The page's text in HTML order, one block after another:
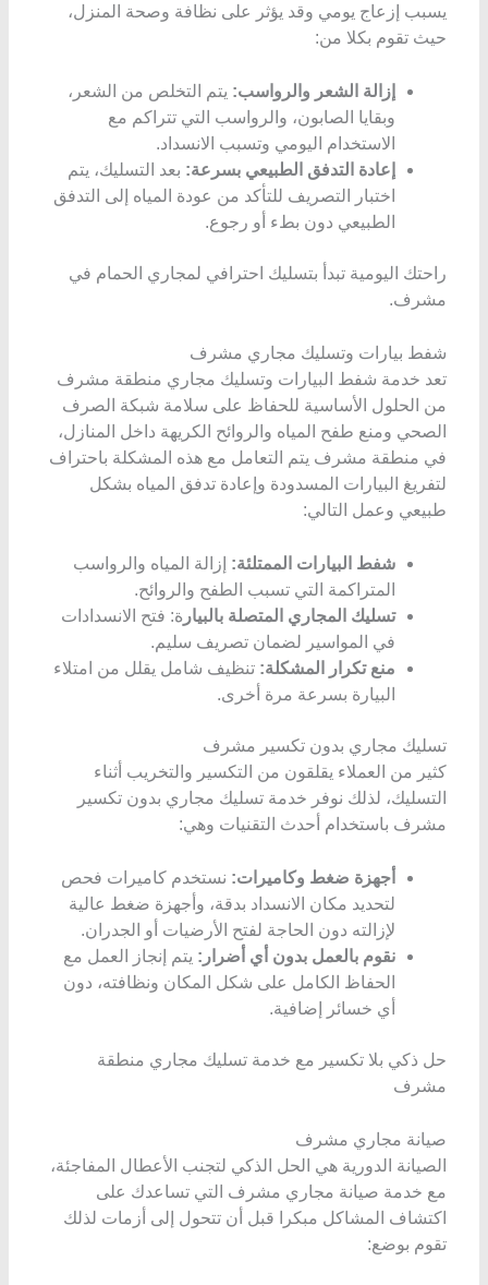
يسبب إزعاج يومي وقد يؤثر على نظافة وصحة المنزل،
حيث تقوم بكلا من:
إزالة الشعر والرواسب: يتم التخلص من الشعر،
وبقايا الصابون، والرواسب التي تتراكم مع
الاستخدام اليومي وتسبب الانسداد.
إعادة التدفق الطبيعي بسرعة: بعد التسليك، يتم
اختبار التصريف للتأكد من عودة المياه إلى التدفق
الطبيعي دون بطء أو رجوع.
راحتك اليومية تبدأ بتسليك احترافي لمجاري الحمام في
مشرف.
شفط بيارات وتسليك مجاري مشرف
تعد خدمة شفط البيارات وتسليك مجاري منطقة مشرف
من الحلول الأساسية للحفاظ على سلامة شبكة الصرف
الصحي ومنع طفح المياه والروائح الكريهة داخل المنازل،
في منطقة مشرف يتم التعامل مع هذه المشكلة باحتراف
لتفريغ البيارات المسدودة وإعادة تدفق المياه بشكل
طبيعي وعمل التالي:
شفط البيارات الممتلئة: إزالة المياه والرواسب
المتراكمة التي تسبب الطفح والروائح.
تسليك المجاري المتصلة بالبيار ة: فتح الانسدادات
في المواسير لضمان تصريف سليم.
منع تكرار المشكلة: تنظيف شامل يقلل من امتلاء
البيارة بسرعة مرة أخرى.
تسليك مجاري بدون تكسير مشرف
كثير من العملاء يقلقون من التكسير والتخريب أثناء
التسليك، لذلك نوفر خدمة تسليك مجاري بدون تكسير
مشرف باستخدام أحدث التقنيات وهي:
أجهزة ضغط وكاميرات: نستخدم كاميرات فحص
لتحديد مكان الانسداد بدقة، وأجهزة ضغط عالية
لإزالته دون الحاجة لفتح الأرضيات أو الجدران.
نقوم بالعمل بدون أي أضرار: يتم إنجاز العمل مع
الحفاظ الكامل على شكل المكان ونظافته، دون
أي خسائر إضافية.
حل ذكي بلا تكسير مع خدمة تسليك مجاري منطقة
مشرف
صيانة مجاري مشرف
الصيانة الدورية هي الحل الذكي لتجنب الأعطال المفاجئة،
مع خدمة صيانة مجاري مشرف التي تساعدك على
اكتشاف المشاكل مبكرا قبل أن تتحول إلى أزمات لذلك
تقوم بوضع: